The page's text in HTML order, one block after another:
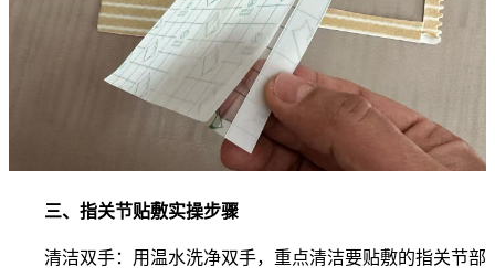
三、指关节贴敷实操步骤
清洁双手：用温水洗净双手，重点清洁要贴敷的指关节部